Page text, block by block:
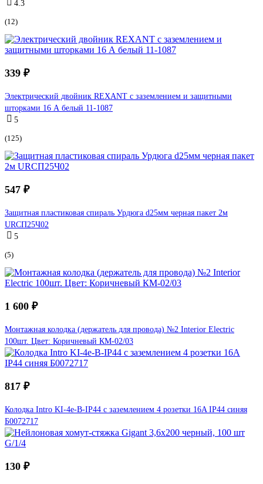
4.3
(12)
339 ₽
Электрический двойник REXANT с заземлением и защитными
шторками 16 А белый 11-1087
5
(125)
547 ₽
Защитная пластиковая спираль Урдюга d25мм черная пакет 2м
URСП25Ч02
5
(5)
1 600 ₽
Монтажная колодка (держатель для провода) №2 Interior Electric
100шт. Цвет: Коричневый КМ-02/03
817 ₽
Колодка Intro KI-4e-B-IP44 с заземлением 4 розетки 16A IP44 синяя
Б0072717
130 ₽